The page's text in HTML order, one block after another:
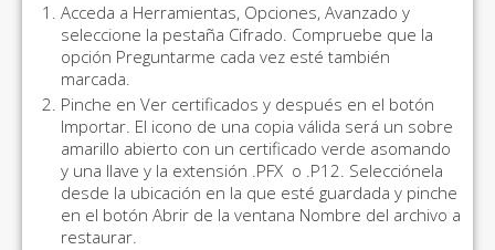
Acceda a Herramientas, Opciones, Avanzado y
seleccione la pestaña Cifrado. Compruebe que la
opción Preguntarme cada vez esté también
marcada.
Pinche en Ver certificados y después en el botón
Importar. El icono de una copia válida será un sobre
amarillo abierto con un certificado verde asomando
y una llave y la extensión .PFX o .P12. Selecciónela
desde la ubicación en la que esté guardada y pinche
en el botón Abrir de la ventana Nombre del archivo a
restaurar.